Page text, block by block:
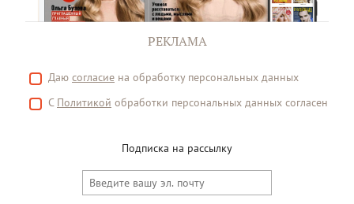
РЕКЛАМА
Даю согласие на обработку персональных данных
С Политикой обработки персональных данных согласен
Подписка на рассылку